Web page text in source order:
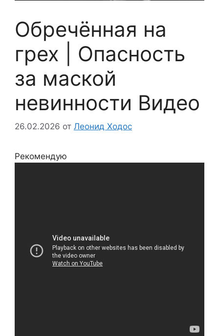
Обречённая на
грех | Опасность
за маской
невинности Видео
26.02.2026 от Леонид Ходос
Рекомендую